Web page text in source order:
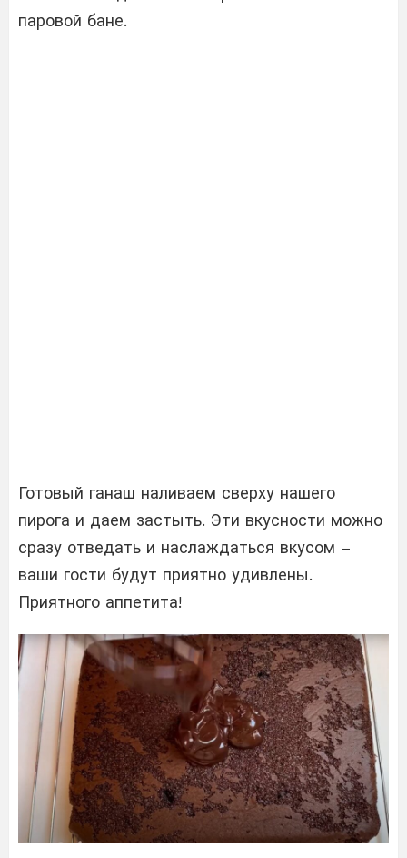
паровой бане.
Готовый ганаш наливаем сверху нашего
пирога и даем застыть. Эти вкусности можно
сразу отведать и наслаждаться вкусом –
ваши гости будут приятно удивлены.
Приятного аппетита!